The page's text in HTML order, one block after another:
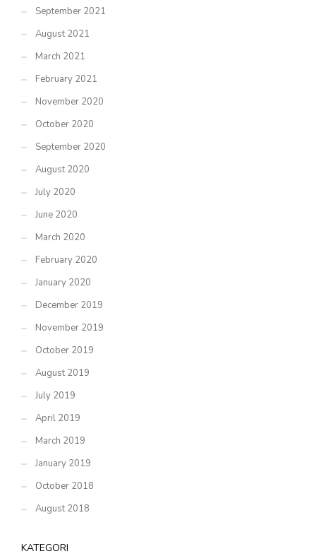
September 2021
August 2021
March 2021
February 2021
November 2020
October 2020
September 2020
August 2020
July 2020
June 2020
March 2020
February 2020
January 2020
December 2019
November 2019
October 2019
August 2019
July 2019
April 2019
March 2019
January 2019
October 2018
August 2018
KATEGORI